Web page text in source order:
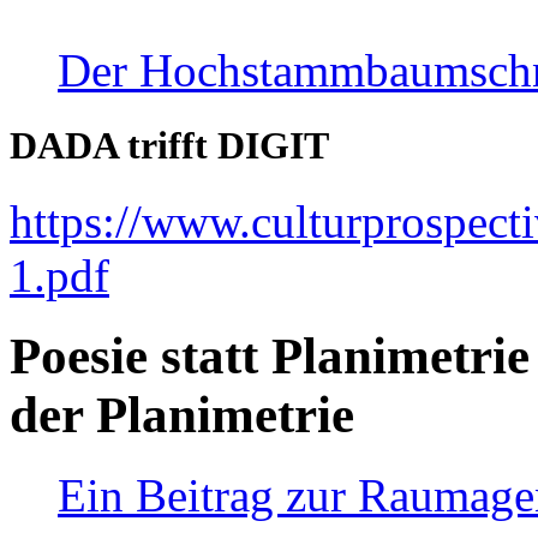
Der
DADA trifft DIGIT
https://
1.pdf
Poesie statt
der Planimetrie
Ein Beitrag zur